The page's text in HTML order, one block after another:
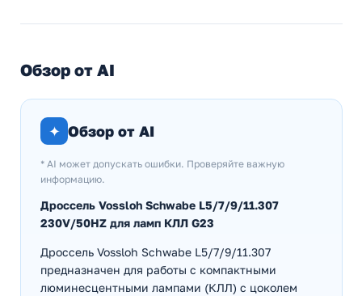
Обзор от AI
✦ Обзор от AI
* AI может допускать ошибки. Проверяйте важную
информацию.
Дроссель Vossloh Schwabe L5/7/9/11.307
230V/50HZ для ламп КЛЛ G23
Дроссель Vossloh Schwabe L5/7/9/11.307
предназначен для работы с компактными
люминесцентными лампами (КЛЛ) с цоколем